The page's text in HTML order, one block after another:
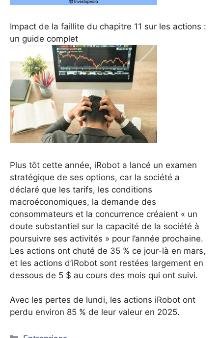
Impact de la faillite du chapitre 11 sur les actions :
un guide complet
Plus tôt cette année, iRobot a lancé un examen
stratégique de ses options, car la société a
déclaré que les tarifs, les conditions
macroéconomiques, la demande des
consommateurs et la concurrence créaient « un
doute substantiel sur la capacité de la société à
poursuivre ses activités » pour l’année prochaine.
Les actions ont chuté de 35 % ce jour-là en mars,
et les actions d’iRobot sont restées largement en
dessous de 5 $ au cours des mois qui ont suivi.
Avec les pertes de lundi, les actions iRobot ont
perdu environ 85 % de leur valeur en 2025.